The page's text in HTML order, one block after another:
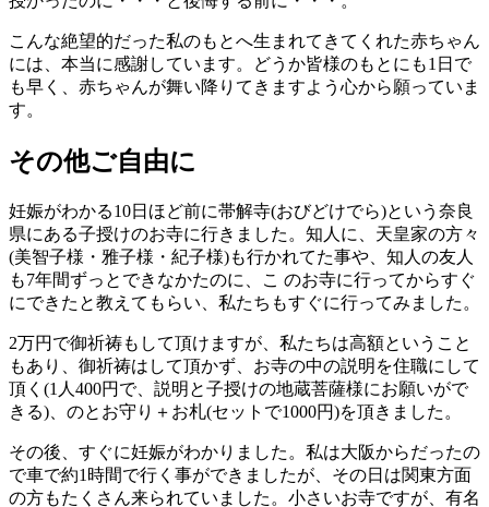
こんな絶望的だった私のもとへ生まれてきてくれた赤ちゃん
には、本当に感謝しています。どうか皆様のもとにも1日で
も早く、赤ちゃんが舞い降りてきますよう心から願っていま
す。
その他ご自由に
妊娠がわかる10日ほど前に帯解寺(おびどけでら)という奈良
県にある子授けのお寺に行きました。知人に、天皇家の方々
(美智子様・雅子様・紀子様)も行かれてた事や、知人の友人
も7年間ずっとできなかたのに、こ のお寺に行ってからすぐ
にできたと教えてもらい、私たちもすぐに行ってみました。
2万円で御祈祷もして頂けますが、私たちは高額ということ
もあり、御祈祷はして頂かず、お寺の中の説明を住職にして
頂く(1人400円で、説明と子授けの地蔵菩薩様にお願いがで
きる)、のとお守り＋お札(セットで1000円)を頂きました。
その後、すぐに妊娠がわかりました。私は大阪からだったの
で車で約1時間で行く事ができましたが、その日は関東方面
の方もたくさん来られていました。小さいお寺ですが、有名